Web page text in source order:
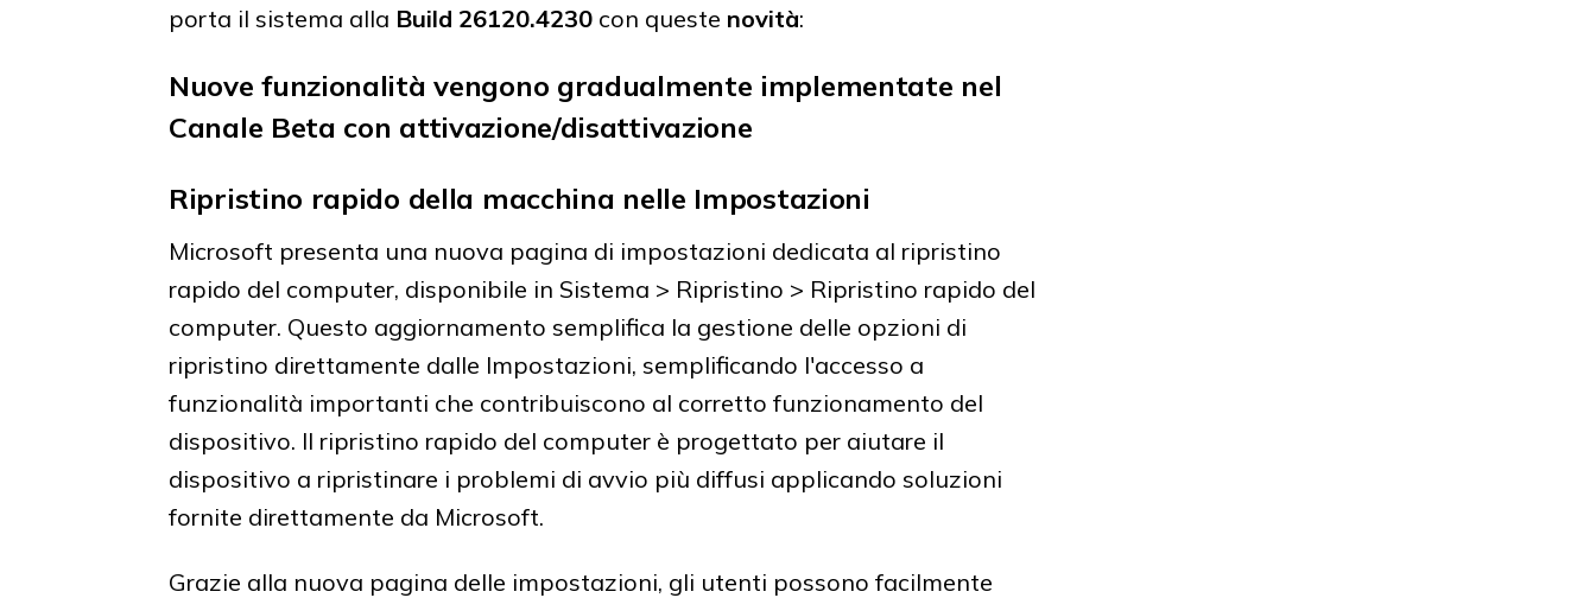
porta il sistema alla Build 26120.4230 con queste novità:
Nuove funzionalità vengono gradualmente implementate nel
Canale Beta con attivazione/disattivazione
Ripristino rapido della macchina nelle Impostazioni
Microsoft presenta una nuova pagina di impostazioni dedicata al ripristino
rapido del computer, disponibile in Sistema > Ripristino > Ripristino rapido del
computer. Questo aggiornamento semplifica la gestione delle opzioni di
ripristino direttamente dalle Impostazioni, semplificando l'accesso a
funzionalità importanti che contribuiscono al corretto funzionamento del
dispositivo. Il ripristino rapido del computer è progettato per aiutare il
dispositivo a ripristinare i problemi di avvio più diffusi applicando soluzioni
fornite direttamente da Microsoft.
Grazie alla nuova pagina delle impostazioni, gli utenti possono facilmente